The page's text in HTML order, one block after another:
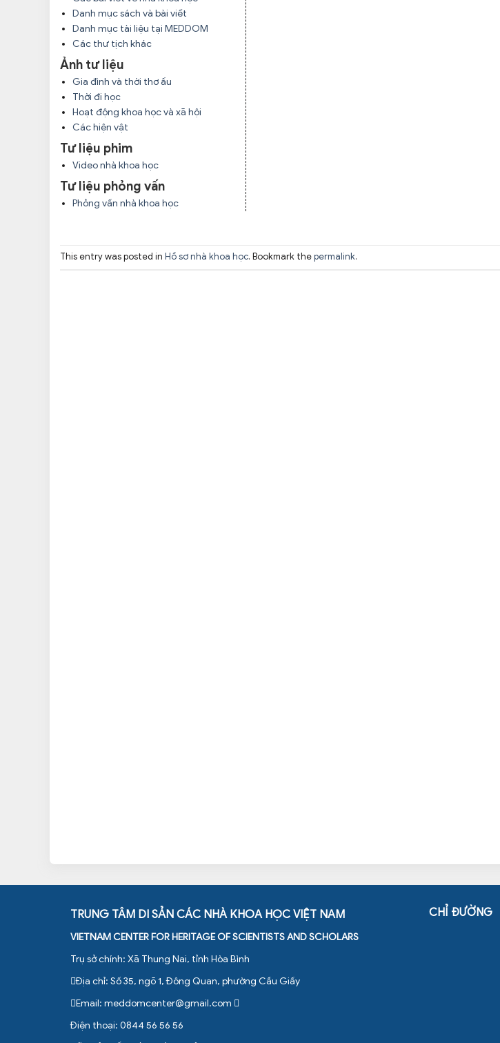
Danh mục sách và bài viết
Danh mục tài liệu tại MEDDOM
Các thư tịch khác
Ảnh tư liệu
Gia đình và thời thơ ấu
Thời đi học
Hoạt động khoa học và xã hội
Các hiện vật
Tư liệu phim
Video nhà khoa học
Tư liệu phỏng vấn
Phỏng vấn nhà khoa học
This entry was posted in Hồ sơ nhà khoa học. Bookmark thepermalink.
TRUNG TÂM DI SẢN CÁC NHÀ KHOA HỌC VIỆT NAM
VIETNAM CENTER FOR HERITAGE OF SCIENTISTS AND SCHOLARS
Trụ sở chính: Xã Thung Nai, tỉnh Hòa Bình
Địa chỉ: Số 35, ngõ 1, Đông Quan, phường Cầu Giấy
Email: meddomcenter@gmail.com
Điện thoại: 0844 56 56 56
CHỈ ĐƯỜNG